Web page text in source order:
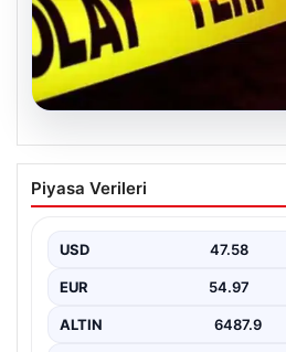
04.08.2026
Ceyhan’daki Cinayet 4
Aydınlatıldı: 5 Kişi
uzun süredir çözülemeyen silahlı
kapsamlı…
Piyasa Verileri
USD 47.58
EUR 54.97
ALTIN 6487.9